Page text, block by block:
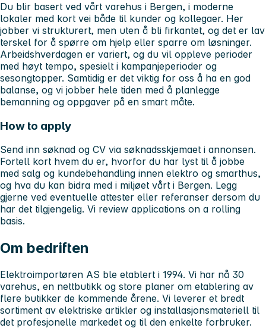
Du blir basert ved vårt varehus i Bergen, i moderne
lokaler med kort vei både til kunder og kollegaer. Her
jobber vi strukturert, men uten å bli firkantet, og det er lav
terskel for å spørre om hjelp eller sparre om løsninger.
Arbeidshverdagen er variert, og du vil oppleve perioder
med høyt tempo, spesielt i kampanjeperioder og
sesongtopper. Samtidig er det viktig for oss å ha en god
balanse, og vi jobber hele tiden med å planlegge
bemanning og oppgaver på en smart måte.
How to apply
Send inn søknad og CV via søknadsskjemaet i annonsen.
Fortell kort hvem du er, hvorfor du har lyst til å jobbe
med salg og kundebehandling innen elektro og smarthus,
og hva du kan bidra med i miljøet vårt i Bergen. Legg
gjerne ved eventuelle attester eller referanser dersom du
har det tilgjengelig. Vi review applications on a rolling
basis.
Om bedriften
Elektroimportøren AS ble etablert i 1994. Vi har nå 30
varehus, en nettbutikk og store planer om etablering av
flere butikker de kommende årene. Vi leverer et bredt
sortiment av elektriske artikler og installasjonsmateriell til
det profesjonelle markedet og til den enkelte forbruker.